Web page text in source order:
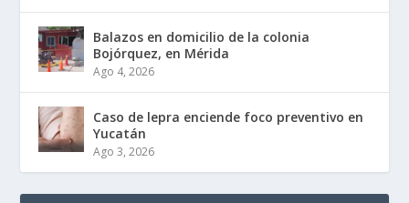
Balazos en domicilio de la colonia
Bojórquez, en Mérida
Ago 4, 2026
Caso de lepra enciende foco preventivo en
Yucatán
Ago 3, 2026